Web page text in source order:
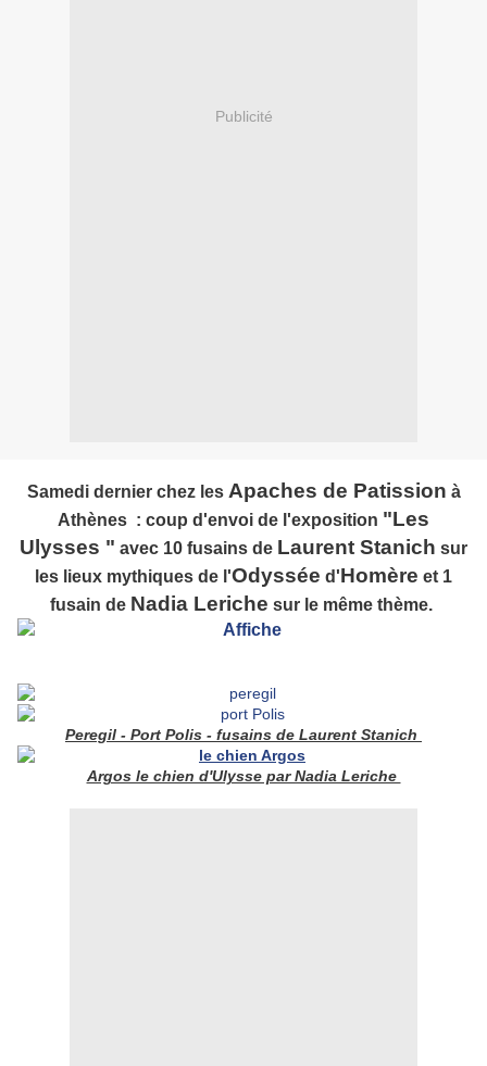
Publicité
Samedi dernier chez les Apaches de Patission à
Athènes : coup d'envoi de l'exposition "Les
Ulysses " avec 10 fusains de Laurent Stanich sur
les lieux mythiques de l'Odyssée d'Homère et 1
fusain de Nadia Leriche sur le même thème.
Peregil - Port Polis - fusains de Laurent Stanich
Argos le chien d'Ulysse par Nadia Leriche